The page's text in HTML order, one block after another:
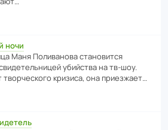
ночи
Маня Поли­ва­нова стано­вится
убийства на тв-шоу.
твор­че­с­кого кризиса, она приезжает…